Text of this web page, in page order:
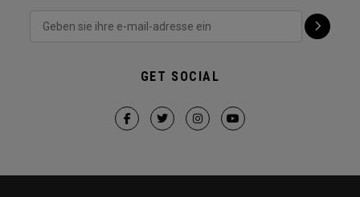
GET SOCIAL